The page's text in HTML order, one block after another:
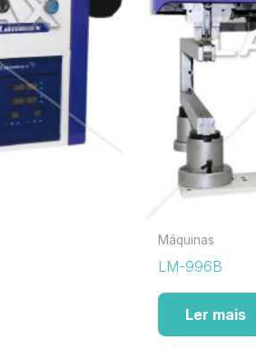
Máquinas
LM-996B
Ler mais